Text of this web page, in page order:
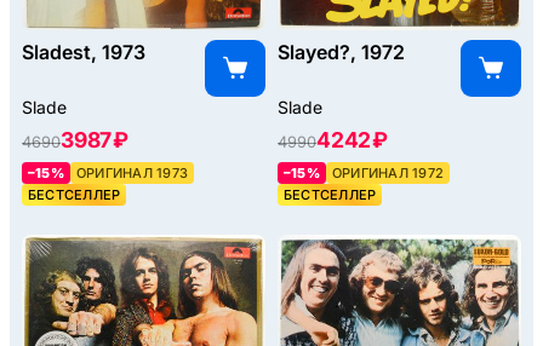
Sladest, 1973
Slade
46903987 ₽
–15%
ОРИГИНАЛ 1973
БЕСТСЕЛЛЕР
Slayed?, 1972
Slade
49904242 ₽
–15%
ОРИГИНАЛ 1972
БЕСТСЕЛЛЕР